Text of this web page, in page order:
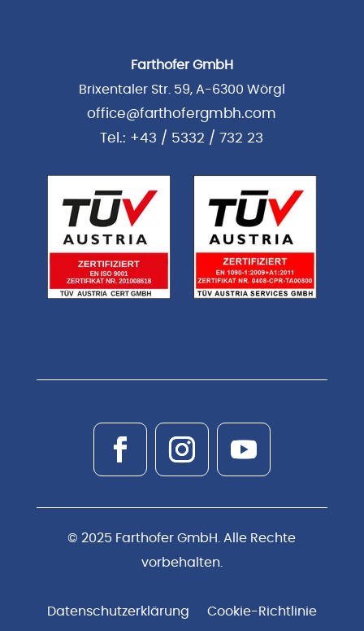
Farthofer GmbH
Brixentaler Str. 59, A-6300 Wörgl
office@farthofergmbh.com
Tel.: +43 / 5332 / 732 23
© 2025 Farthofer GmbH. Alle Rechte
vorbehalten.
Datenschutzerklärung
Cookie-Richtlinie